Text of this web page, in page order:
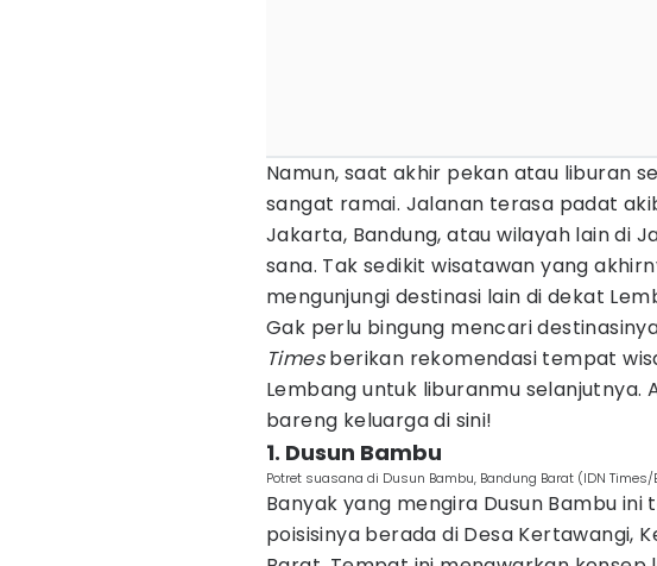
Namun, saat akhir pekan atau liburan
sangat ramai. Jalanan terasa padat
Jakarta, Bandung, atau wilayah lain di
sana. Tak sedikit wisatawan yang
mengunjungi destinasi lain di dekat
Gak perlu bingung mencari
Timesberikan rekomendasi tempat
Lembang untuk liburanmu selanjutnya.
bareng keluarga di sini!
1. Dusun Bambu
Potret suasana di Dusun Bambu, Bandung Barat (IDN Times/
Banyak yang mengira Dusun Bambu
poisisinya berada di Desa Kertawangi,